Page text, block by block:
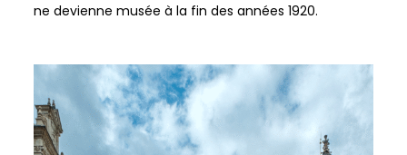
ne devienne musée à la fin des années 1920.